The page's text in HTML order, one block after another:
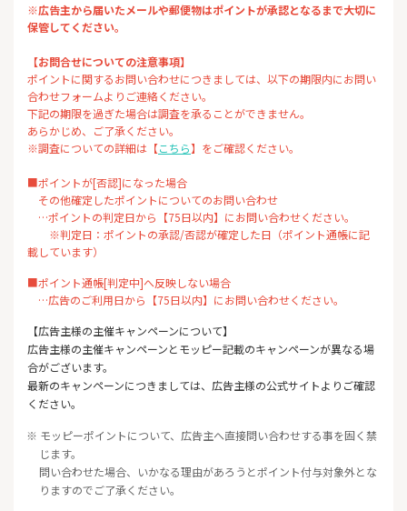
※広告主から届いたメールや郵便物はポイントが承認となるまで大切に
保管してください。
【お問合せについての注意事項】
ポイントに関するお問い合わせにつきましては、以下の期限内にお問い
合わせフォームよりご連絡ください。
下記の期限を過ぎた場合は調査を承ることができません。
あらかじめ、ご了承ください。
※調査についての詳細は【こちら】をご確認ください。
■ポイントが[否認]になった場合
その他確定したポイントについてのお問い合わせ
…ポイントの判定日から【75日以内】にお問い合わせください。
※判定日：ポイントの承認/否認が確定した日（ポイント通帳に記
載しています）
■ポイント通帳[判定中]へ反映しない場合
…広告のご利用日から【75日以内】にお問い合わせください。
【広告主様の主催キャンペーンについて】
広告主様の主催キャンペーンとモッピー記載のキャンペーンが異なる場
合がございます。
最新のキャンペーンにつきましては、広告主様の公式サイトよりご確認
ください。
※ モッピーポイントについて、広告主へ直接問い合わせする事を固く禁
じます。
問い合わせた場合、いかなる理由があろうとポイント付与対象外とな
りますのでご了承ください。